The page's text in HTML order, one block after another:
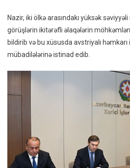
Nazir, iki ölkə arasındakı yüksək
görüşlərin ikitərəfli əlaqələrin
bildirib və bu xüsusda avstriyalı həmkarı
mübadilələrinə istinad edib.